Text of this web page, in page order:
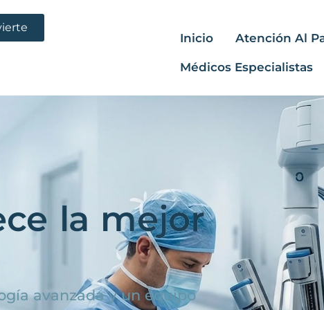
Inicio Atención Al
Médicos Especialistas
la mejor
avanzada y un equipo